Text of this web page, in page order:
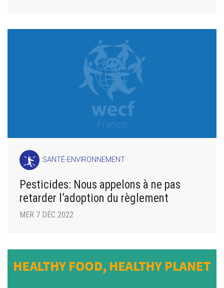
SANTÉ-ENVIRONNEMENT
Pesticides: Nous appelons à ne pas
retarder l’adoption du règlement
MER 7 DÉC 2022